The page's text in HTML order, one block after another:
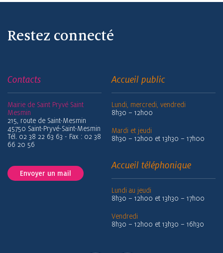
Restez connecté
Contacts
Mairie de Saint Pryvé Saint
Mesmin
215, route de Saint-Mesmin
45750 Saint-Pryvé-Saint-Mesmin
Tél. 02 38 22 63 63 - Fax : 02 38
66 20 56
Envoyer un mail
Accueil public
Lundi, mercredi, vendredi
8h30 – 12h00
Mardi et jeudi
8h30 – 12h00 et 13h30 – 17h00
Accueil téléphonique
Lundi au jeudi
8h30 – 12h00 et 13h30 – 17h00
Vendredi
8h30 – 12h00 et 13h30 – 16h30